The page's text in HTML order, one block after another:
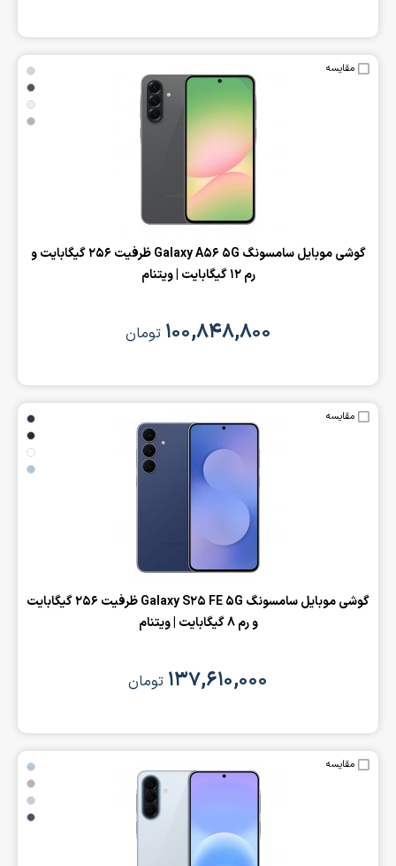
مقایسه
‌گوشی موبایل سامسونگ Galaxy A56 5G ظرفیت 256 گیگابایت و
رم 12 گیگابایت | ویتنام
۱۰۰,۸۴۸,۸۰۰ تومان
مقایسه
‌گوشی موبایل سامسونگ Galaxy S25 FE 5G ظرفیت 256 گیگابایت
و رم 8 گیگابایت | ویتنام
۱۳۷,۶۱۰,۰۰۰ تومان
مقایسه